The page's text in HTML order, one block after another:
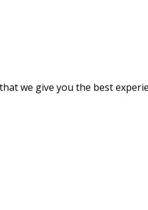
we give you the best